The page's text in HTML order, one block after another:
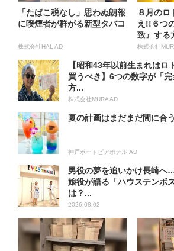
「たばこ税なし」思わぬ朗報
に喫煙者が群がる新型タバコ
株式会社HAL AD
８月のロ
え!!６つ
致』する
株式会社
【昭和43年以前生まれはロ
買うべき】6つの数字が「
方...
株式会社MURA AD
夏の計画はまだまだ間に合
神戸ポートピアホテル AD
男役の夢を追いかけ長崎へ
娘役が語る「ハウステンボ
は？...
2026.08.02